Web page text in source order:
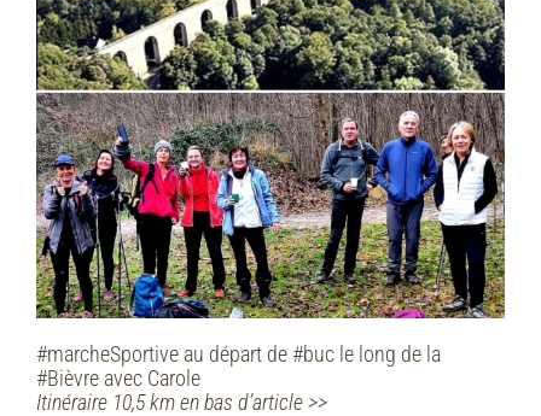
#marcheSportive au départ de #buc le long de la
#Bièvre avec Carole
Itinéraire 10,5 km en bas d’article >>